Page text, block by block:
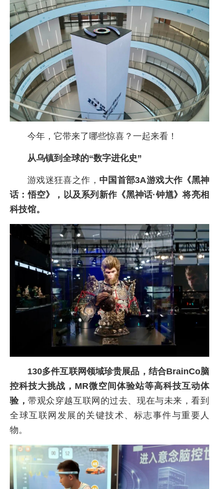
今年，它带来了哪些惊喜？一起来看！
从乌镇到全球的“数字进化史”
游戏迷狂喜之作， 中国首部3A游戏大作《黑神
话：悟空》，以及系列新作《黑神话·钟馗》将亮相
科技馆。
130多件互联网领域珍贵展品，结合BrainCo脑
控科技大挑战，MR微空间体验站等高科技互动体
验，带观众穿越互联网的过去、现在与未来，看到
全球互联网发展的关键技术、标志事件与重要人
物。